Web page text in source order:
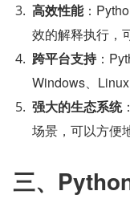
高效性能：
效的解释执行，
跨平台支持：
Windows、Linux
强大的生态系统
场景，可以方便
三、